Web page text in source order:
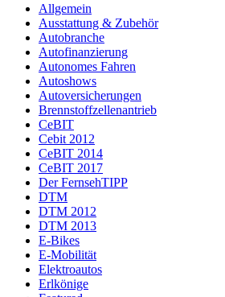
Allgemein
Ausstattung & Zubehör
Autobranche
Autofinanzierung
Autonomes Fahren
Autoshows
Autoversicherungen
Brennstoffzellenantrieb
CeBIT
Cebit 2012
CeBIT 2014
CeBIT 2017
Der FernsehTIPP
DTM
DTM 2012
DTM 2013
E-Bikes
E-Mobilität
Elektroautos
Erlkönige